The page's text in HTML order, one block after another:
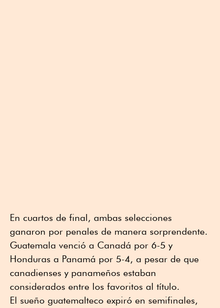
En cuartos de final, ambas selecciones
ganaron por penales de manera sorprendente.
Guatemala venció a Canadá por 6-5 y
Honduras a Panamá por 5-4, a pesar de que
canadienses y panameños estaban
considerados entre los favoritos al título.
El sueño guatemalteco expiró en semifinales,